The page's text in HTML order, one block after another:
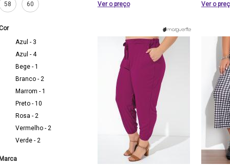
58 60
Azul - 3
Azul - 4
Bege - 1
Branco - 2
Marrom - 1
Preto - 10
Rosa - 2
Vermelho - 2
Verde - 2
Ver o preço Ver o